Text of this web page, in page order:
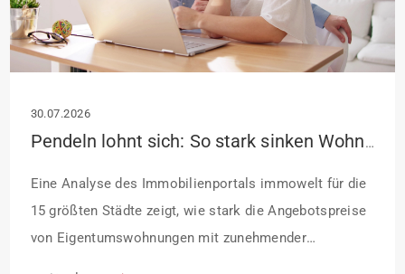
30.07.2026
Pendeln lohnt sich: So stark sinken Wohnungspreise im Umland
Eine Analyse des Immobilienportals immowelt für die
15 größten Städte zeigt, wie stark die Angebotspreise
von Eigentumswohnungen mit zunehmender